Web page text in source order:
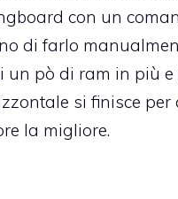
con un
di farlo
un pò di ram in più
si finisce per
la migliore.